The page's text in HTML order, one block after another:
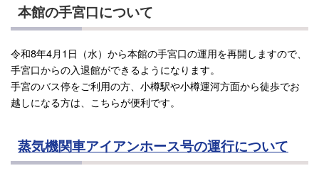
本館の手宮口について
令和8年4月1日（水）から本館の手宮口の運用を再開しますので、
手宮口からの入退館ができるようになります。
手宮のバス停をご利用の方、小樽駅や小樽運河方面から徒歩でお
越しになる方は、こちらが便利です。
蒸気機関車アイアンホース号の運行について